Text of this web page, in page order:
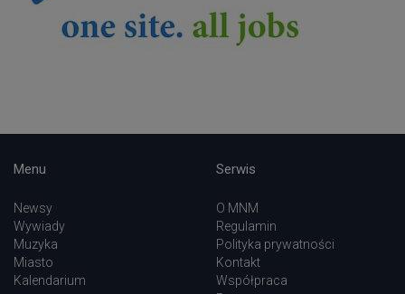
Menu
Newsy
Wywiady
Muzyka
Miasto
Kalendarium
Serwis
O MNM
Regulamin
Polityka prywatności
Kontakt
Współpraca